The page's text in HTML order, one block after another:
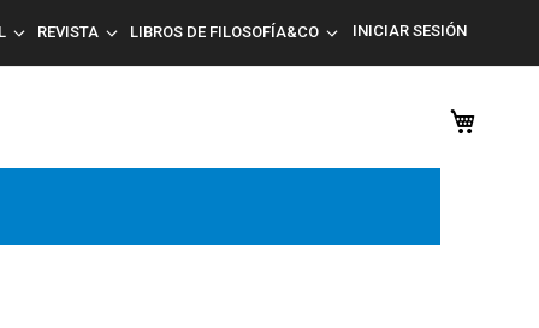
REVISTA LIBROS DE FILOSOFÍA&CO INICIAR SESIÓN